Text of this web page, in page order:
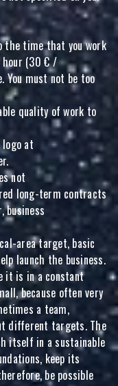
the time that you work
hour (30 € /
You must not be too
quality of work to
at
not
long-term contracts
business
area target, basic
launch the business.
it is in a constant
because often very
a team,
different targets. The
itself in a sustainable
keep its
be possible